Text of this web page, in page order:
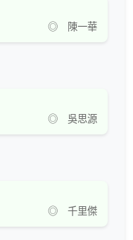
◎ 陳一華
◎ 吳思源
◎ 千里傑